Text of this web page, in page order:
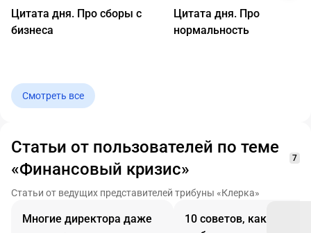
Цитата дня. Про сборы с
бизнеса
Цитата дня. Про
нормальность
Смотреть все
Статьи от пользователей по теме
«Финансовый кризис»
7
Статьи от ведущих представителей трибуны «Клерка»
Многие директора даже
10 советов, как